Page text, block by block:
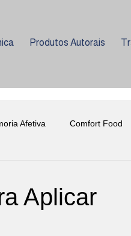
Produtos Autorais
Afetiva Comfort Food
Aplicar